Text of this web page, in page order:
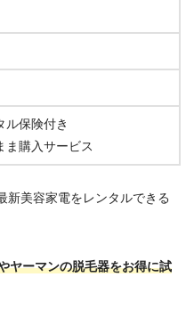
ル保険付き
ま購入サービス
新美容家電をレンタルできる
ヤーマンの脱毛器をお得に試